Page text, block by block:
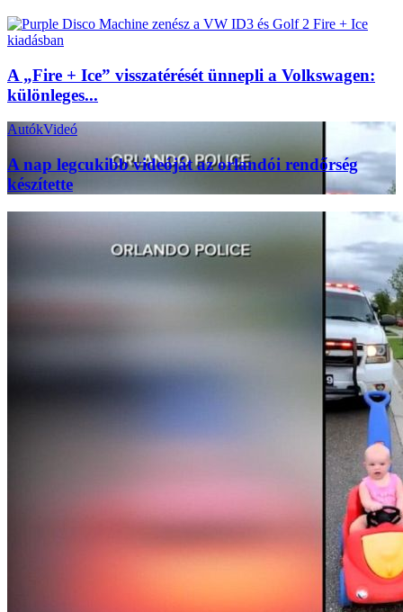
A „Fire + Ice” visszatérését ünnepli a Volkswagen:
különleges...
AutókVideó
A nap legcukibb videóját az orlandói rendőrség
készítette